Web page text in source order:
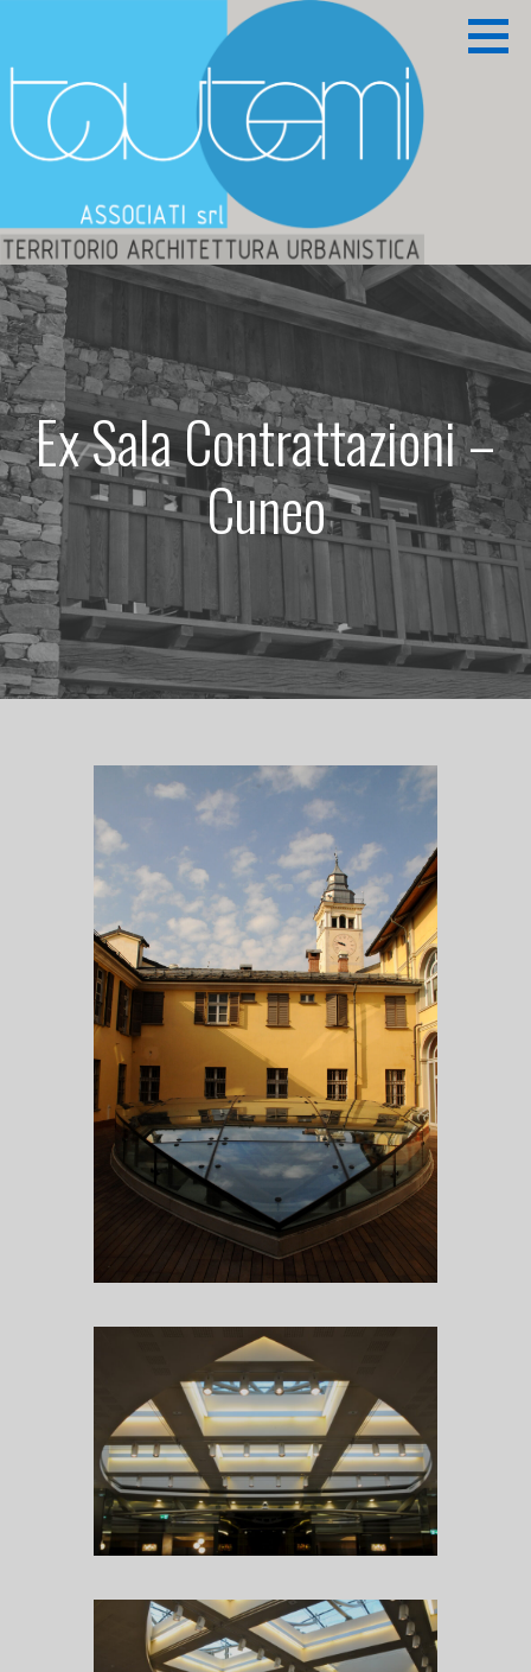
contenuto
TAUTEMI ASSOCIATI S.R.L.
Territorio Architettura Urbanistica
Ex Sala Contrattazioni –
Cuneo